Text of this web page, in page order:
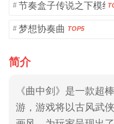
# 节奏盒子传说之下模组
# 梦想协奏曲 TOP5
简介
《曲中剑》是一款超
游，游戏将以古风武